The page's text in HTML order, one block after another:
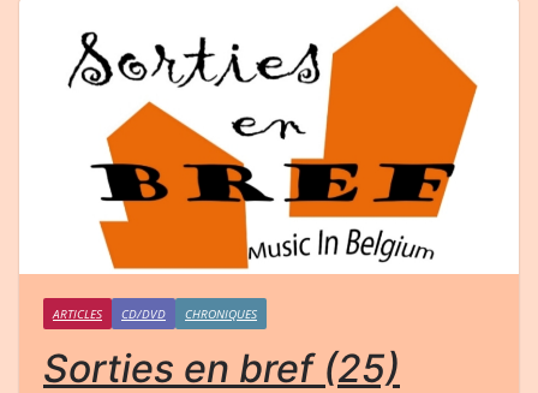
ARTICLES CD/DVD CHRONIQUES
Sorties en bref (25)